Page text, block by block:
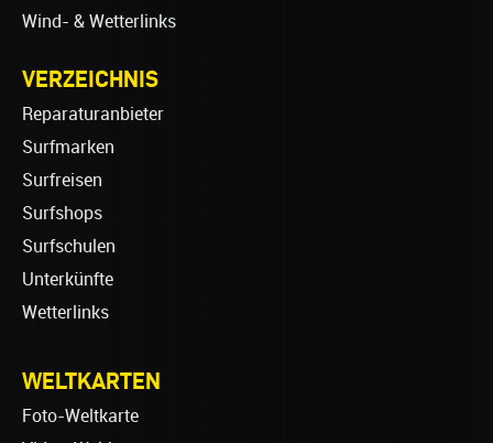
Wind- & Wetterlinks
VERZEICHNIS
Reparaturanbieter
Surfmarken
Surfreisen
Surfshops
Surfschulen
Unterkünfte
Wetterlinks
WELTKARTEN
Foto-Weltkarte